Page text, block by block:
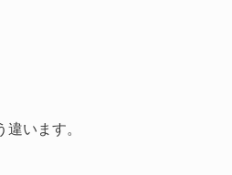
います。